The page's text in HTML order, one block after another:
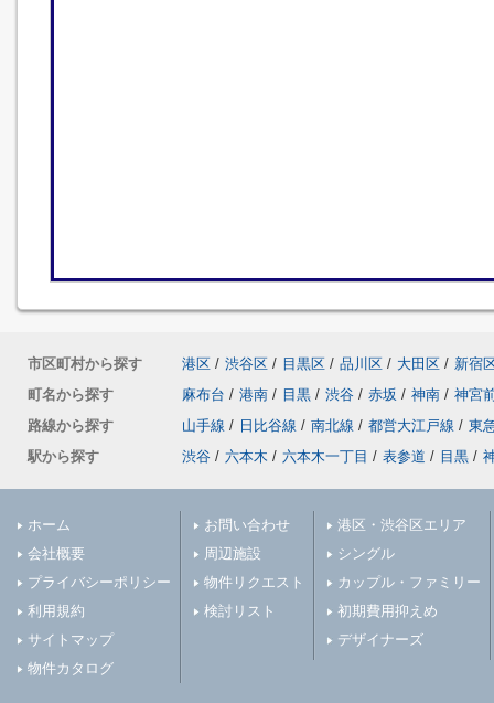
市区町村から探す 港区 / 渋谷区 / 目黒区 / 品川区 / 大田区 / 新宿
町名から探す
麻布台 / 港南 / 目黒 / 渋谷 / 赤坂 / 神南 / 神宮
路線から探す
山手線 / 日比谷線 / 南北線 / 都営大江戸線 / 東
駅から探す
渋谷 / 六本木 / 六本木一丁目 / 表参道 / 目黒 /
ホーム
会社概要
プライバシーポリシー
利用規約
サイトマップ
物件カタログ
お問い合わせ
周辺施設
物件リクエスト
検討リスト
港区・渋谷区エリア
シングル
カップル・ファミリー
初期費用抑えめ
デザイナーズ